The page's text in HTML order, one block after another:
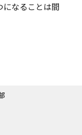
になることは間